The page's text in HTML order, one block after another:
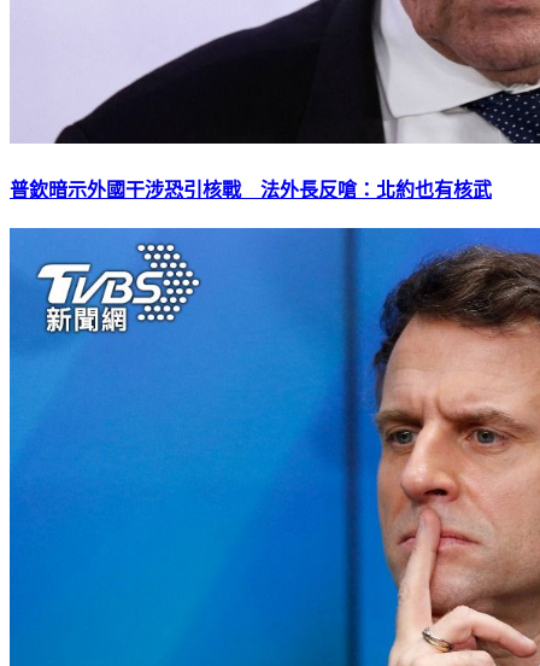
普欽暗示外國干涉恐引核戰 法外長反嗆：北約也有核武